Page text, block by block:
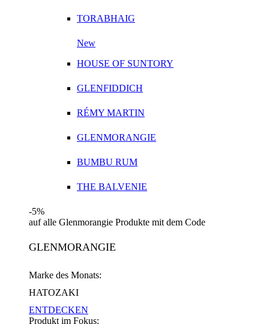
TORABHAIG
New
HOUSE OF SUNTORY
GLENFIDDICH
RÉMY MARTIN
GLENMORANGIE
BUMBU RUM
THE BALVENIE
-5%
auf alle Glenmorangie Produkte mit dem Code
GLENMORANGIE
Marke des Monats:
HATOZAKI
ENTDECKEN
Produkt im Fokus: